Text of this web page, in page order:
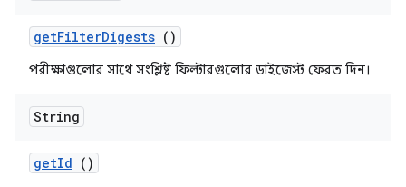
getFilterDigests ()
পরীক্ষাগুলোর সাথে সংশ্লিষ্ট ফিল্টারগুলোর ডাইজেস্ট ফেরত দিন।
String
getId ()